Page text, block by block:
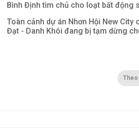
Bình Định tìm chủ cho loạt bất động
Toàn cảnh dự án Nhơn Hội New City
Đạt - Danh Khôi đang bị tạm dừng
Theo